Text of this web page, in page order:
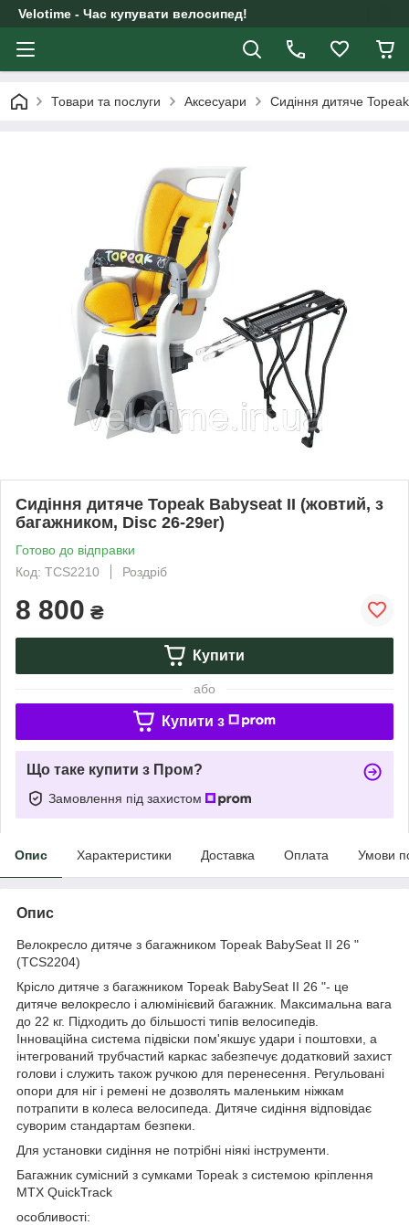
Velotime - Час купувати велосипед!
Товари та послуги Аксесуари Сидіння дитяче
Сидіння дитяче Topeak Babyseat II (жовтий, з
багажником, Disc 26-29er)
Готово до відправки
Код: TCS2210
Роздріб
8 800 ₴
Купити
або
Купити з
Що таке купити з Пром?
Замовлення під захистом
Опис Характеристики Доставка Оплата Умови
Опис
Велокресло дитяче з багажником Topeak BabySeat II 26 "
(TCS2204)
Крісло дитяче з багажником Topeak BabySeat II 26 "- це
дитяче велокресло і алюмінієвий багажник. Максимальна вага
до 22 кг. Підходить до більшості типів велосипедів.
Інноваційна система підвіски пом'якшує удари і поштовхи, а
інтегрований трубчастий каркас забезпечує додатковий захист
голови і служить також ручкою для перенесення. Регульовані
опори для ніг і ремені не дозволять маленьким ніжкам
потрапити в колеса велосипеда. Дитяче сидіння відповідає
суворим стандартам безпеки.
Для установки сидіння не потрібні ніякі інструменти.
Багажник сумісний з сумками Topeak з системою кріплення
MTX QuickTrack
особливості: